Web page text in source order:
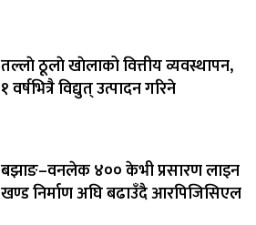
तल्लाे ठूलाे खाेलाको वित्तीय व्यवस्थापन,
१ वर्षभित्रै विद्युत् उत्पादन गरिने
बझाङ–वनलेक ४०० केभी प्रसारण लाइन
खण्ड निर्माण अघि बढाउँदै आरपिजिसिएल